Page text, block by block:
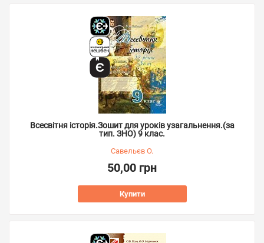
Всесвітня історія.Зошит для уроків узагальнення.(за
тип. ЗНО) 9 клас.
Савельєв О.
50,00 грн
Купити